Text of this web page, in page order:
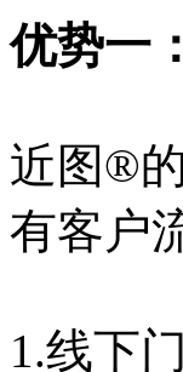
优势一
近图®
有客户
1.线下